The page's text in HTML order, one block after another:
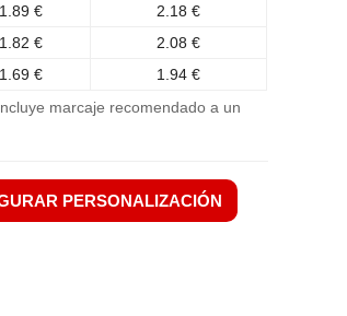
1.89 €
2.18 €
1.82 €
2.08 €
1.69 € 1.94 €
marcaje recomendado a un
PERSONALIZACIÓN